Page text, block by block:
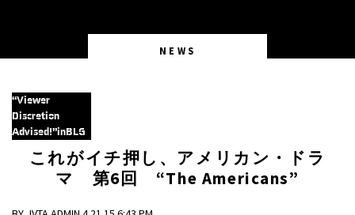
NEWS
“Viewer
Discretion
Advised!”inBLG
これがイチ押し、アメリカン・ドラ
マ 第6回 “The Americans”